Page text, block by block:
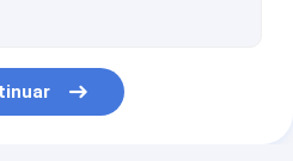
de las ruedas